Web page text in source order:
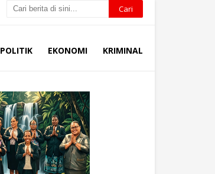
POLITIK EKONOMI KRIMINAL